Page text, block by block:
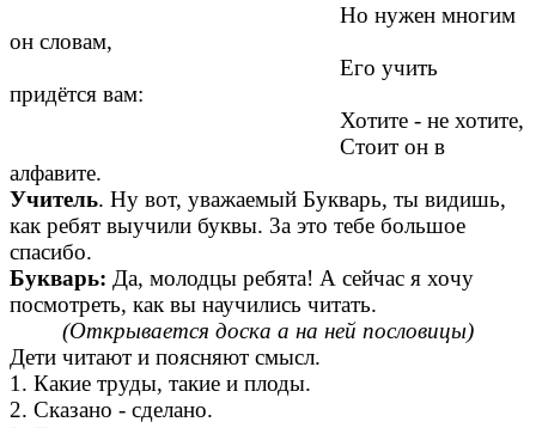
Но нужен многим
он словам,
Его учить
придётся вам:
Хотите - не хотите,
Стоит он в
алфавите.
Учитель. Ну вот, уважаемый Букварь, ты видишь,
как ребят выучили буквы. 3а это тебе большое
спасибо.
Букварь: Да, молодцы ребята! А сейчас я хочу
посмотреть, как вы научились читать.
(Открывается доска а на ней пословицы)
Дети читают и поясняют смысл.
1. Какие труды, такие и плоды.
2. Сказано - сделано.